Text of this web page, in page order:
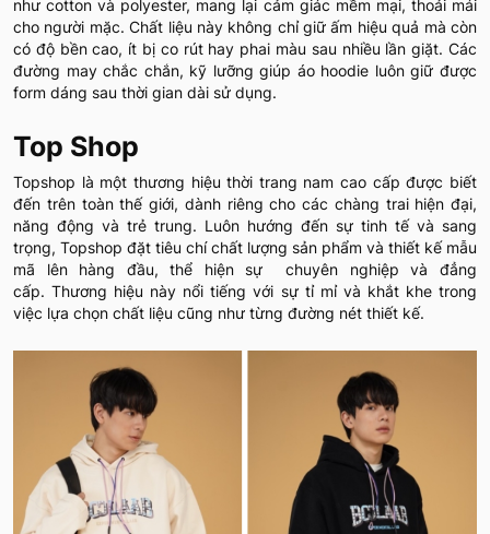
như cotton và polyester, mang lại cảm giác mềm mại, thoải mái
cho người mặc. Chất liệu này không chỉ giữ ấm hiệu quả mà còn
có độ bền cao, ít bị co rút hay phai màu sau nhiều lần giặt. Các
đường may chắc chắn, kỹ lưỡng giúp áo hoodie luôn giữ được
form dáng sau thời gian dài sử dụng.
Top Shop
Topshop là một thương hiệu thời trang nam cao cấp được biết
đến trên toàn thế giới, dành riêng cho các chàng trai hiện đại,
năng động và trẻ trung. Luôn hướng đến sự tinh tế và sang
trọng, Topshop đặt tiêu chí chất lượng sản phẩm và thiết kế mẫu
mã lên hàng đầu, thể hiện sự chuyên nghiệp và đẳng
cấp. Thương hiệu này nổi tiếng với sự tỉ mỉ và khắt khe trong
việc lựa chọn chất liệu cũng như từng đường nét thiết kế.